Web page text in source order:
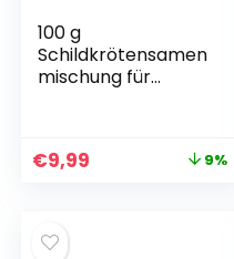
100 g
Schildkrötensamen
mischung für
Ihre Schildkröte,
€9,99 9%